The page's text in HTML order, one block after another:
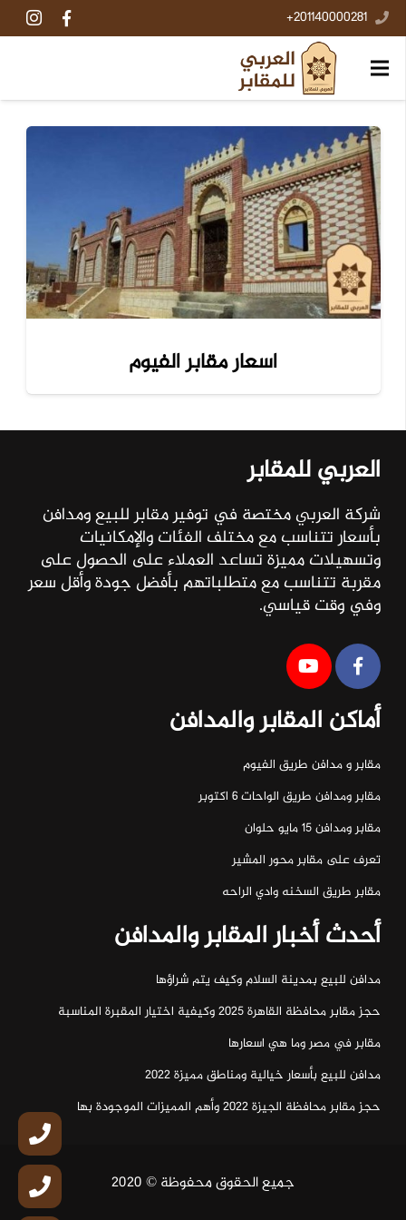
201140000281+
اسعار مقابر الفيوم
العربي للمقابر
شركة العربي مختصة في توفير مقابر للبيع ومدافن
بأسعار تتناسب مع مختلف الفئات والإمكانيات
وتسهيلات مميزة تساعد العملاء على الحصول على
مقربة تتناسب مع متطلباتهم بأفضل جودة وأقل سعر
وفي وقت قياسي.
أماكن المقابر والمدافن
مقابر و مدافن طريق الفيوم
مقابر ومدافن طريق الواحات ٦ اكتوبر
مقابر ومدافن ١٥ مايو حلوان
تعرف على مقابر محور المشير
مقابر طريق السخنه وادي الراحه
أحدث أخبار المقابر والمدافن
مدافن للبيع بمدينة السلام وكيف يتم شراؤها
حجز مقابر محافظة القاهرة 2025 وكيفية اختيار المقبرة المناسبة
مقابر في مصر وما هي اسعارها
مدافن للبيع بأسعار خيالية ومناطق مميزة 2022
حجز مقابر محافظة الجيزة 2022 وأهم المميزات الموجودة بها
جميع الحقوق محفوظة © 2020